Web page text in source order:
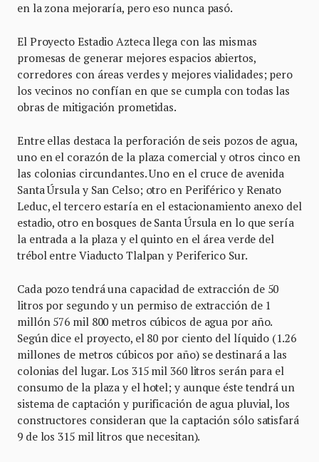
en la zona mejoraría, pero eso nunca pasó.
El Proyecto Estadio Azteca llega con las mismas
promesas de generar mejores espacios abiertos,
corredores con áreas verdes y mejores vialidades; pero
los vecinos no confían en que se cumpla con todas las
obras de mitigación prometidas.
Entre ellas destaca la perforación de seis pozos de agua,
uno en el corazón de la plaza comercial y otros cinco en
las colonias circundantes. Uno en el cruce de avenida
Santa Úrsula y San Celso; otro en Periférico y Renato
Leduc, el tercero estaría en el estacionamiento anexo del
estadio, otro en bosques de Santa Úrsula en lo que sería
la entrada a la plaza y el quinto en el área verde del
trébol entre Viaducto Tlalpan y Periferico Sur.
Cada pozo tendrá una capacidad de extracción de 50
litros por segundo y un permiso de extracción de 1
millón 576 mil 800 metros cúbicos de agua por año.
Según dice el proyecto, el 80 por ciento del líquido (1.26
millones de metros cúbicos por año) se destinará a las
colonias del lugar. Los 315 mil 360 litros serán para el
consumo de la plaza y el hotel; y aunque éste tendrá un
sistema de captación y purificación de agua pluvial, los
constructores consideran que la captación sólo satisfará
9 de los 315 mil litros que necesitan).